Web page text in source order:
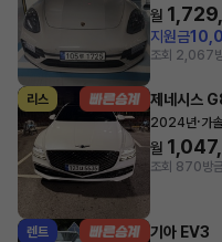
월
지원금
조회 2,067
리스 제네시스
2024년·가
월
조회 870방
렌트 기아 EV3